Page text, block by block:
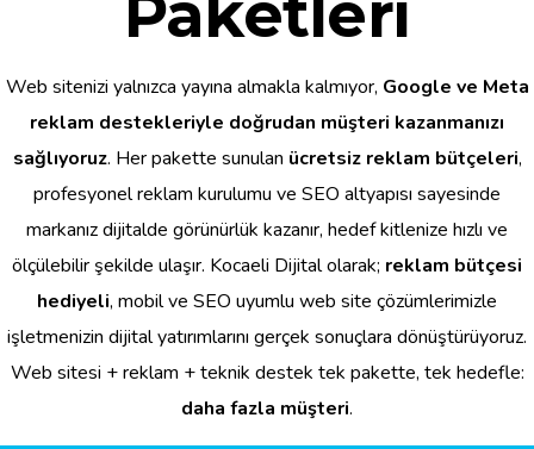
Web sitenizi yalnızca yayına almakla kalmıyor, Google ve Meta
reklam destekleriyle doğrudan müşteri kazanmanızı
sağlıyoruz. Her pakette sunulan ücretsiz reklam bütçeleri,
profesyonel reklam kurulumu ve SEO altyapısı sayesinde
markanız dijitalde görünürlük kazanır, hedef kitlenize hızlı ve
ölçülebilir şekilde ulaşır. Kocaeli Dijital olarak; reklam bütçesi
hediyeli, mobil ve SEO uyumlu web site çözümlerimizle
işletmenizin dijital yatırımlarını gerçek sonuçlara dönüştürüyoruz.
Web sitesi + reklam + teknik destek tek pakette, tek hedefle:
daha fazla müşteri.